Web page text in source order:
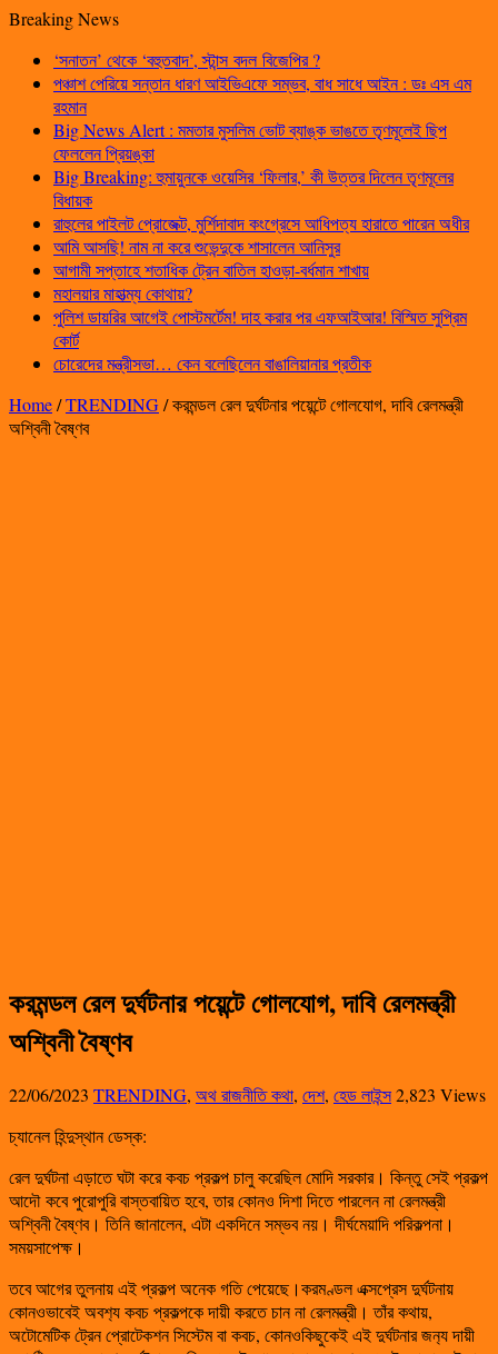
Breaking News
‘সনাতন’ থেকে ‘বহুতবাদ’, স্টান্স বদল বিজেপির ?
পঞ্চাশ পেরিয়ে সন্তান ধারণ আইভিএফে সম্ভব, বাধ সাধে আইন : ডঃ এস এম
রহমান
Big News Alert : মমতার মুসলিম ভোট ব্যাঙ্ক ভাঙতে তৃণমূলেই ছিপ
ফেললেন প্রিয়ঙ্কা
Big Breaking: হুমায়ুনকে ওয়েসির ‘ফিলার,’ কী উত্তর দিলেন তৃণমূলের
বিধায়ক
রাহুলের পাইলট প্রোজেক্ট, মুর্শিদাবাদ কংগ্রেসে আধিপত্য হারাতে পারেন অধীর
আমি আসছি! নাম না করে শুভেন্দুকে শাসালেন আনিসুর
আগামী সপ্তাহে শতাধিক ট্রেন বাতিল হাওড়া-বর্ধমান শাখায়
মহালয়ার মাহাত্ম্য কোথায়?
পুলিশ ডায়রির আগেই পোস্টমর্টেম! দাহ করার পর এফআইআর! বিস্মিত সুপ্রিম
কোর্ট
চোরেদের মন্ত্রীসভা… কেন বলেছিলেন বাঙালিয়ানার প্রতীক
Home/TRENDING/করমন্ডল রেল দুর্ঘটনার পয়েন্টে গোলযোগ, দাবি রেলমন্ত্রী
অশ্বিনী বৈষ্ণব
করমন্ডল রেল দুর্ঘটনার পয়েন্টে গোলযোগ, দাবি রেলমন্ত্রী
অশ্বিনী বৈষ্ণব
22/06/2023 TRENDING, অথ রাজনীতি কথা, দেশ, হেড লাইন্স2,823 Views
চ্যানেল হিন্দুস্থান ডেস্ক:
রেল দুর্ঘটনা এড়াতে ঘটা করে কবচ প্রকল্প চালু করেছিল মোদি সরকার। কিন্তু সেই প্রকল্প
আদৌ কবে পুরোপুরি বাস্তবায়িত হবে, তার কোনও দিশা দিতে পারলেন না রেলমন্ত্রী
অশ্বিনী বৈষ্ণব। তিনি জানালেন, এটা একদিনে সম্ভব নয়। দীর্ঘমেয়াদি পরিকল্পনা।
সময়সাপেক্ষ।
তবে আগের তুলনায় এই প্রকল্প অনেক গতি পেয়েছে।করমণ্ডল এক্সপ্রেস দুর্ঘটনায়
কোনওভাবেই অবশ‌্য কবচ প্রকল্পকে দায়ী করতে চান না রেলমন্ত্রী। তাঁর কথায়,
অটোমেটিক ট্রেন প্রোটেকশন সিস্টেম বা কবচ, কোনওকিছুকেই এই দুর্ঘটনার জন‌্য দায়ী